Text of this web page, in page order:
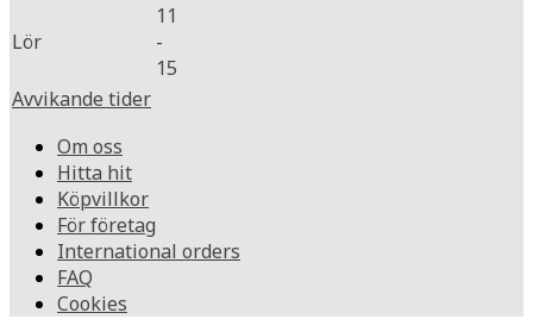
Lör
11
-
15
Avvikande tider
Om oss
Hitta hit
Köpvillkor
För företag
International orders
FAQ
Cookies